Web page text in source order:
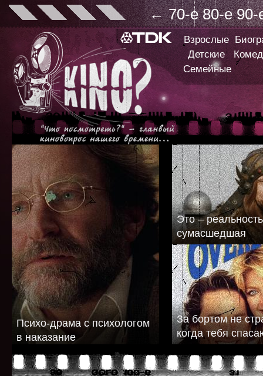
← 70-е 80-е 90-
Взрослые
Детские
Семейные
Психо-драма с психологом
в наказание
Это –
сумасшедшая
За бортом не
когда тебя